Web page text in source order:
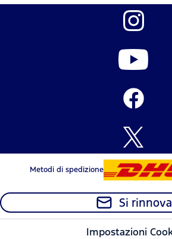
Metodi di spedizione
Si rinnova
Impostazioni